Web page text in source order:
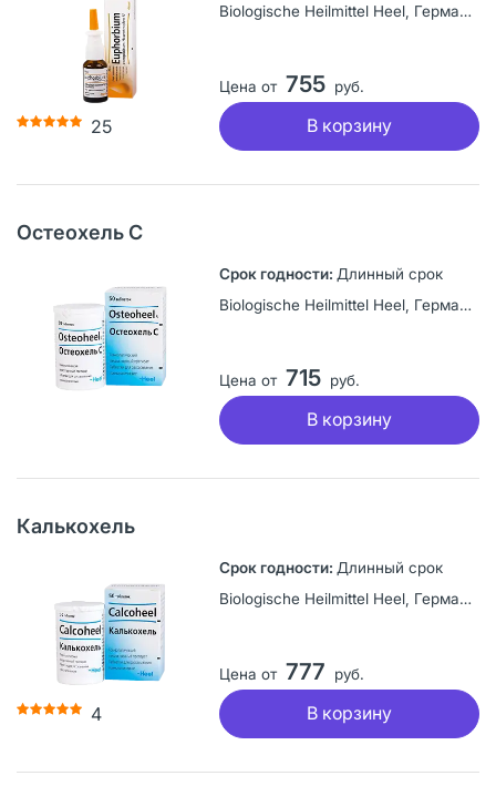
25
Biologische Heilmittel Heel, Германия
Цена от 755 руб.
В корзину
Остеохель С
Длинный срок
Biologische Heilmittel Heel, Германия
Цена от 715 руб.
В корзину
Калькохель
4
Длинный срок
Biologische Heilmittel Heel, Германия
Цена от 777 руб.
В корзину